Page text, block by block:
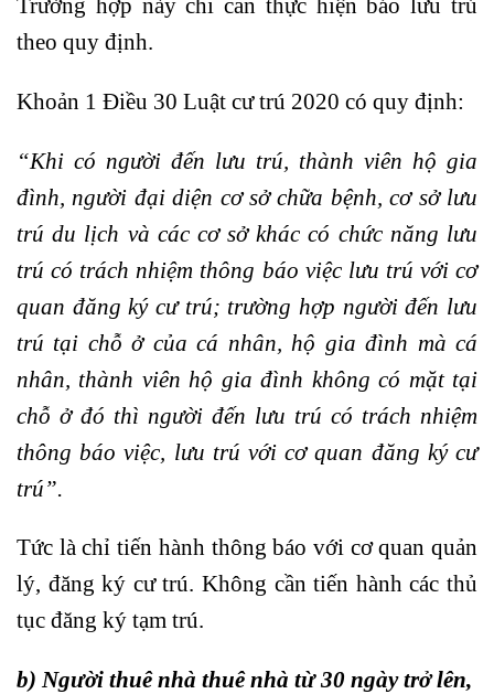
theo quy định.
Khoản 1 Điều 30 Luật cư trú 2020 có quy định:
“Khi có người đến lưu trú, thành viên hộ gia
đình, người đại diện cơ sở chữa bệnh, cơ sở lưu
trú du lịch và các cơ sở khác có chức năng lưu
trú có trách nhiệm thông báo việc lưu trú với cơ
quan đăng ký cư trú; trường hợp người đến lưu
trú tại chỗ ở của cá nhân, hộ gia đình mà cá
nhân, thành viên hộ gia đình không có mặt tại
chỗ ở đó thì người đến lưu trú có trách nhiệm
thông báo việc, lưu trú với cơ quan đăng ký cư
trú”.
Tức là chỉ tiến hành thông báo với cơ quan quản
lý, đăng ký cư trú. Không cần tiến hành các thủ
tục đăng ký tạm trú.
b) Người thuê nhà thuê nhà từ 30 ngày trở lên,